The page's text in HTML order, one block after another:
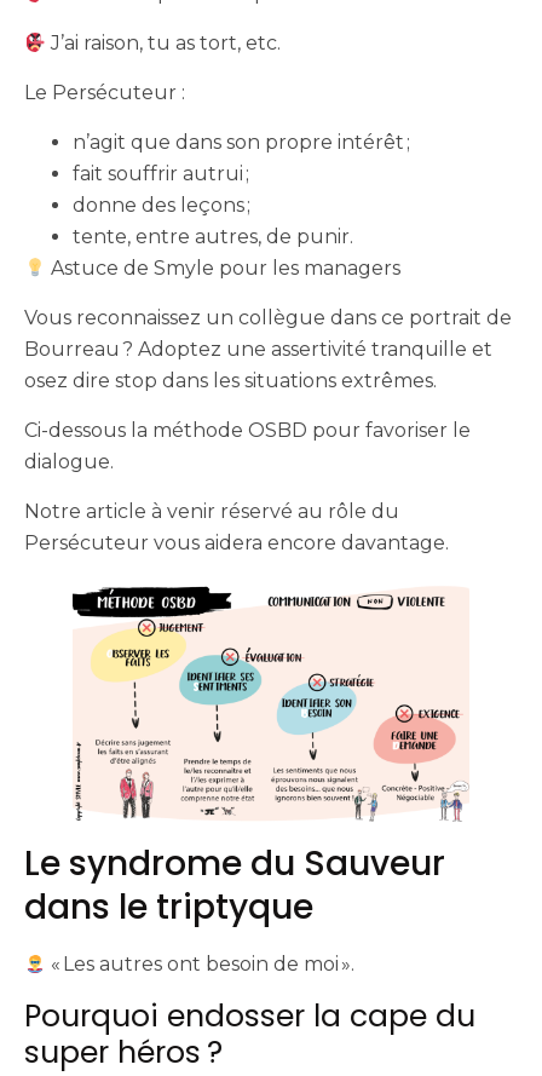
J’ai raison, tu as tort, etc.
Le Persécuteur :
n’agit que dans son propre intérêt ;
fait souffrir autrui ;
donne des leçons ;
tente, entre autres, de punir.
Astuce de Smyle pour les managers
Vous reconnaissez un collègue dans ce portrait de
Bourreau ? Adoptez une assertivité tranquille et
osez dire stop dans les situations extrêmes.
Ci-dessous la méthode OSBD pour favoriser le
dialogue.
Notre article à venir réservé au rôle du
Persécuteur vous aidera encore davantage.
Le syndrome du Sauveur
dans le triptyque
« Les autres ont besoin de moi ».
Pourquoi endosser la cape du
super héros ?